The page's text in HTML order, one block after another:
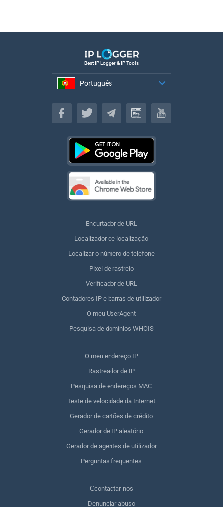
Best IP Logger & IP Tools
Português
Português
Encurtador de URL
Localizador de localização
Localizar o número de telefone
Pixel de rastreio
Verificador de URL
Contadores IP e barras de utilizador
O meu UserAgent
Pesquisa de domínios WHOIS
O meu endereço IP
Rastreador de IP
Pesquisa de endereços MAC
Teste de velocidade da Internet
Gerador de cartões de crédito
Gerador de IP aleatório
Gerador de agentes de utilizador
Perguntas frequentes
Сcontactar-nos
Denunciar abuso